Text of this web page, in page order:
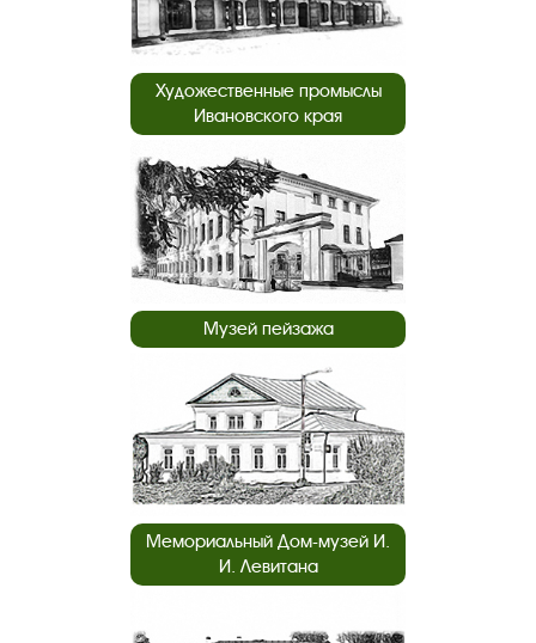
Художественные промыслы
Ивановского края
Музей пейзажа
Мемориальный Дом-музей И.
И. Левитана